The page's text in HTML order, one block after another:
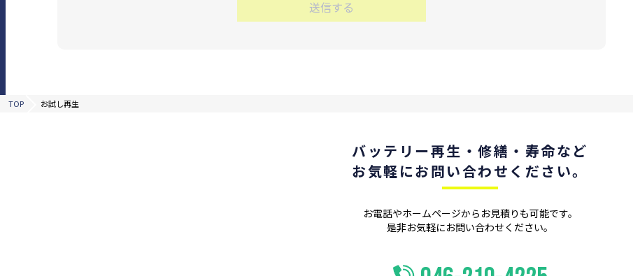
TOP お試し再生
バッテリー再⽣ ・修繕・寿命など
お気軽にお問い合わせください。
お電話やホームページからお⾒積りも可能です。
是⾮お気軽にお問い合わせください。